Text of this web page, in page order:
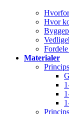
Hvor
Materialer